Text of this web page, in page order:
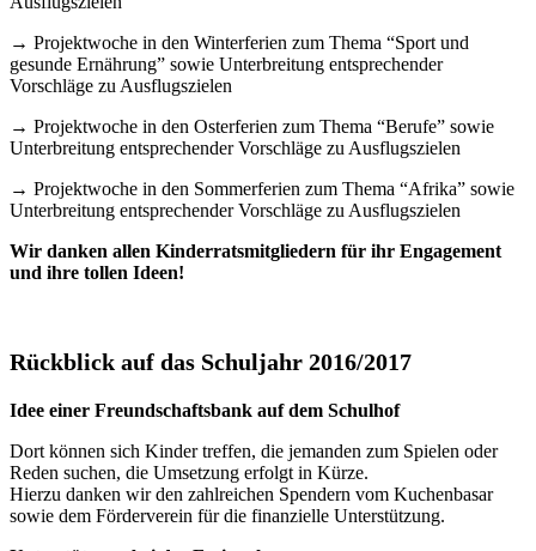
→ Projektwoche in den Winterferien zum Thema “Sport und
gesunde Ernährung” sowie Unterbreitung entsprechender
Vorschläge zu Ausflugszielen
→ Projektwoche in den Osterferien zum Thema “Berufe” sowie
Unterbreitung entsprechender Vorschläge zu Ausflugszielen
→ Projektwoche in den Sommerferien zum Thema “Afrika” sowie
Unterbreitung entsprechender Vorschläge zu Ausflugszielen
Wir danken allen Kinderratsmitgliedern für ihr Engagement
und ihre tollen Ideen!
Rückblick auf das Schuljahr 2016/2017
Idee einer Freundschaftsbank auf dem Schulhof
Dort können sich Kinder treffen, die jemanden zum Spielen oder
Reden suchen, die Umsetzung erfolgt in Kürze.
Hierzu danken wir den zahlreichen Spendern vom Kuchenbasar
sowie dem Förderverein für die finanzielle Unterstützung.